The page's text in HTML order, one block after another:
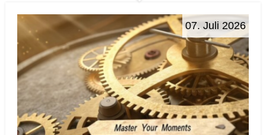
07. Juli 2026